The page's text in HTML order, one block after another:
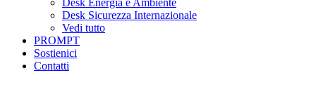
Desk Sicurezza Internazionale
Vedi tutto
PROMPT
Sostienici
Contatti